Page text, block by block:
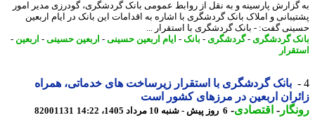
پارسینه و به نقل از روابط عمومی بانک گردشگری، گودرزی مدیر امور
و املاک بانک گردشگری با اشاره به اقدامات این بانک در ایام اربعین
گفت: - بانک گردشگری با استقرار ...
گردشگری- گردشگری- بانک -ایام اربعین حسینی-اربعین حسینی-اربعین -
بانک گردشگری با استقرار زیرساخت های خدماتی، همراه
اربعین در مرزهای کشور است
-اقتصادی-6 روز پیش - شنبه 10 مرداد 1405، 14:22 82001131